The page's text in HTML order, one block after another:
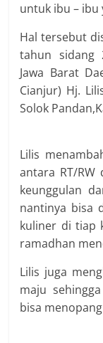
untuk ibu – ibu
Hal tersebut
tahun sidang
Jawa Barat
Cianjur) Hj.
Solok
Lilis
antara RT/
keunggulan
nantinya bisa
kuliner di tiap
ramadhan
Lilis juga
maju
bisa